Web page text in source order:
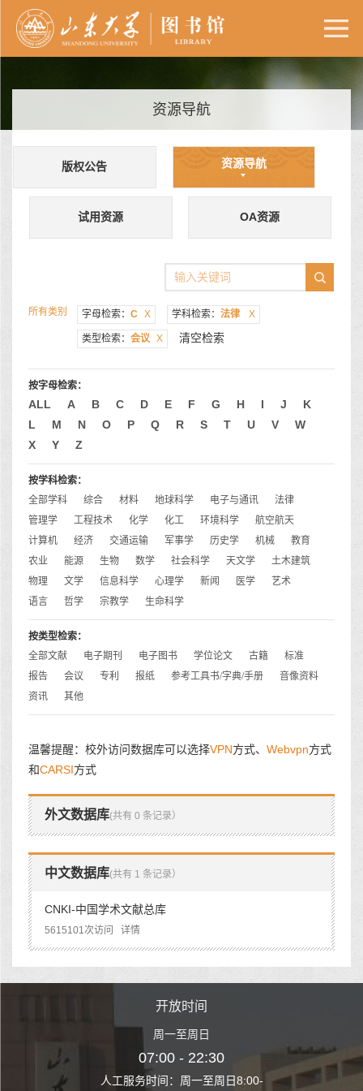
资源导航
版权公告 资源导航
试用资源 OA资源
所有类别 字母检索： C X 学科检索： 法律 X
类型检索： 会议 X 清空检索
按字母检索：
ALL A B C D E F G H I J
K
L
M N O P Q R S T U V
W
X
Y Z
按学科检索：
全部学科
综合 材料 地球科学 电子与通讯
法律
管理学
工程技术 化学 化工 环境科学
航空航天
计算机
经济 交通运输 军事学 历史学 机械
教育
农业
能源 生物 数学 社会科学 天文学
土木建筑
物理
文学 信息科学 心理学 新闻 医学
艺术
语言
哲学 宗教学 生命科学
按类型检索：
全部文献
电子期刊 电子图书 学位论文 古籍
标准
报告
会议 专利 报纸 参考工具书/字典/手册
音像资料
资讯
其他
温馨提醒：校外访问数据库可以选择VPN方式、 Webvpn方式
和CARSI方式
外文数据库(共有 0 条记录）
中文数据库(共有 1 条记录）
CNKI-中国学术文献总库
5615101次访问 详情
至周日8:00-
开放时间
周一至周日
07:00 - 22:30
人工服务时间：周一至周日8:00- 人工服务时间